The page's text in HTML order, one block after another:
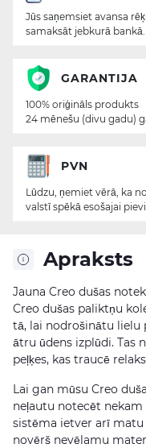
Apraksts
Jauna Creo dušas
Creo dušas paliktņu
tā, lai nodrošinātu lielu
ātru ūdens izplūdi. Tas
peļķes, kas traucē
Lai gan mūsu Creo
neļautu notecēt
sistēma ietver arī matu
novērš nevēlamu
Jūs saņemsiet avansa
samaksāt jebkurā bankā.
GARANTIJA
100% oriģināls produkts
24 mēnešu (divu gadu)
PVN
Lūdzu, ņemiet vērā, ka
valstī spēkā esošajai